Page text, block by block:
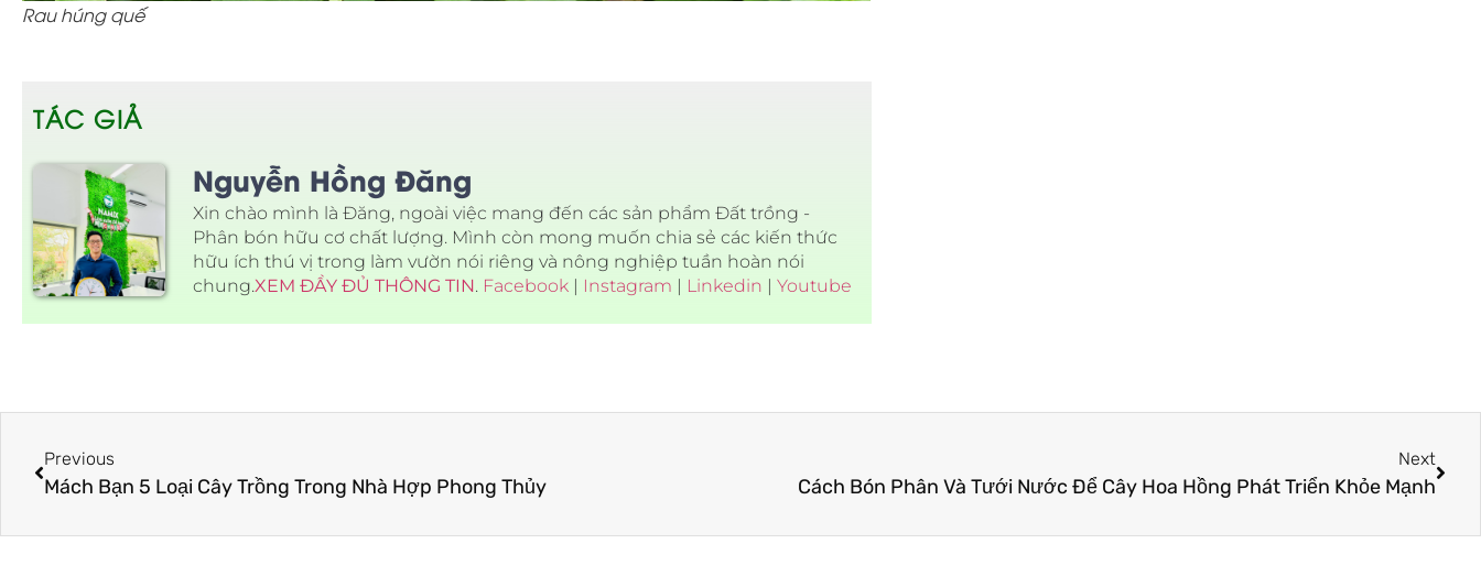
Rau húng quế
TÁC GIẢ
Nguyễn Hồng Đăng
Xin chào mình là Đăng, ngoài việc mang đến các sản phẩm Đất trồng -
Phân bón hữu cơ chất lượng. Mình còn mong muốn chia sẻ các kiến thức
hữu ích thú vị trong làm vườn nói riêng và nông nghiệp tuần hoàn nói
chung.XEM ĐẦY ĐỦ THÔNG TIN. Facebook | Instagram | Linkedin | Youtube
Previous
Mách Bạn 5 Loại Cây Trồng Trong Nhà Hợp Phong Thủy
Next
Cách Bón Phân Và Tưới Nước Để Cây Hoa Hồng Phát Triển Khỏe Mạnh